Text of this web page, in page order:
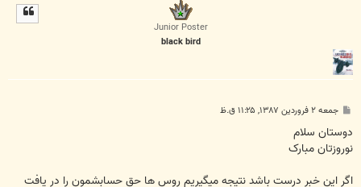
Junior Poster
black bird
ت
جمعه ۲ فروردین ۱۳۸۷, ۱۱:۲۵ ق.ظ
دوستان سلام
نوروزتان مبارک
اگر اين خبر درست باشد نتيجه ميگيريم روس ها حق حسابشمون را در يافت